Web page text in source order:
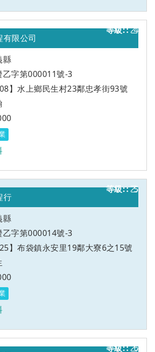
4
限公司
縣
乙字第000011號-3
】水上鄉民生村23鄰忠孝街93號
乙
5
行
縣
乙字第000014號-3
】布袋鎮永安里19鄰大寮6之15號
乙
6
乙